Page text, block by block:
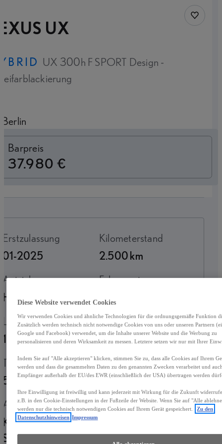
UX
UX 300h F SPORT Design -
Berlin
Barpreis
37.980 €
Erstzulassung
01-2025
Kilometerstand
2.500 km
Antrieb
Hybrid Benzin
Fahrzeugtyp
Crossover
Leistung
146 kW (199 PS)
Getriebe
Automatik
Türen
5
Sitze
5
Außenfarbe
Kupferrot/Dach &
Säulen Onyxschwarz
Antrieb
Diese Website verwendet Cookies
Wir verwenden Cookies und ähnliche Technologien für die ordnungsgemäße Funktion
Zusätzlich werden technisch nicht notwendige Cookies von uns oder unseren Partnern
Google und Facebook) verwendet, um die Inhalte unserer Website und die Werbung zu
personalisieren und deren Wirksamkeit zu messen. Letztere setzen wir nur mit Ihrer
Indem Sie auf "Alle akzeptieren" klicken, stimmen Sie zu, dass alle Cookies auf Ihrem
werden und dass die gesammelten Daten zu den genannten Zwecken verarbeitet und
Empfänger außerhalb der EU/des EWR (einschließlich der USA) übertragen werden
Ihre Einwilligung ist freiwillig und kann jederzeit mit Wirkung für die Zukunft
z.B. in den Cookie-Einstellungen in der Fußzeile der Website. Wenn Sie auf "Alle
werden nur die technisch notwendigen Cookies auf Ihrem Gerät gespeichert.
Zu den
Datenschutzhinweisen Impressum